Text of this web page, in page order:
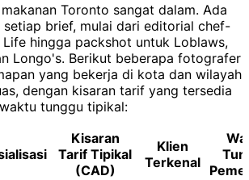
Toronto sangat dalam. Ada
brief, mulai dari editorial chef-
hingga packshot untuk Loblaws,
Longo's. Berikut beberapa fotografer
yang bekerja di kota dan wilayah
dengan kisaran tarif yang tersedia
tunggu tipikal:
Kisaran
Tarif Tipikal
(CAD)
Klien
Terkenal